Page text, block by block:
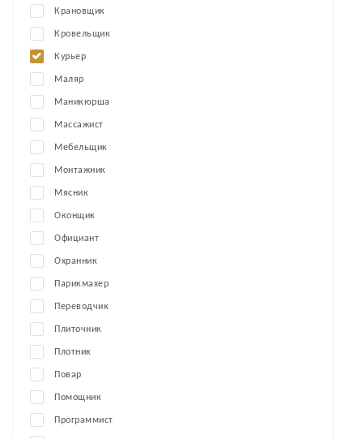
Крановщик
Кровельщик
Курьер
Маляр
Маникюрша
Массажист
Мебельщик
Монтажник
Мясник
Оконщик
Официант
Охранник
Парикмахер
Переводчик
Плиточник
Плотник
Повар
Помощник
Программист